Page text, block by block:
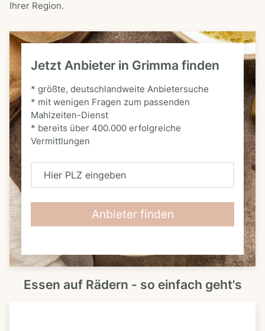
Ihrer Region.
Jetzt Anbieter in Grimma finden
* größte, deutschlandweite Anbietersuche
* mit wenigen Fragen zum passenden
Mahlzeiten-Dienst
* bereits über 400.000 erfolgreiche
Vermittlungen
H
L
Z
Anbieter finden
Essen auf Rädern - so einfach geht's